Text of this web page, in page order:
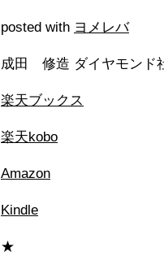
posted with ヨメレバ
成田 修造 ダイヤモンド
楽天ブックス
楽天kobo
Amazon
Kindle
★